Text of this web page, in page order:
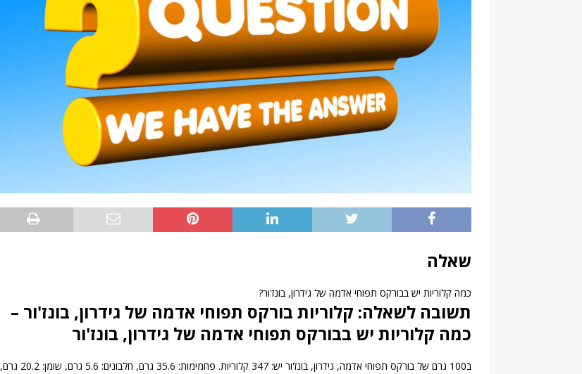
שאלה
כמה קלוריות יש בבורקס תפוחי אדמה של גידרון, בונז'ור?
תשובה לשאלה: קלוריות בורקס תפוחי אדמה של גידרון, בונז'ור –
כמה קלוריות יש בבורקס תפוחי אדמה של גידרון, בונז'ור
ב100 גרם של בורקס תפוחי אדמה, גידרון, בונז'ור יש: 347 קלוריות. פחמימות: 35.6 גרם, חלבונים: 5.6 גרם, שומן: 20.2 גרם,